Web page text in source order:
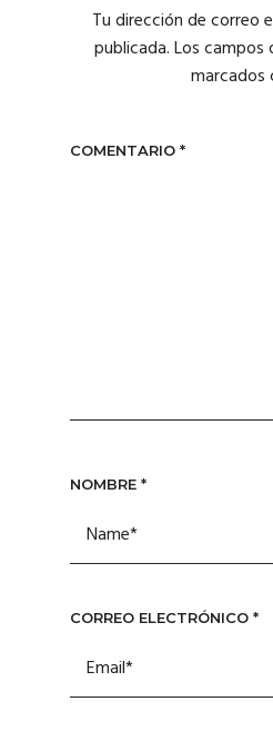
Tu dirección de correo
publicada. Los
marcados
COMENTARIO *
NOMBRE *
CORREO ELECTRÓNICO *